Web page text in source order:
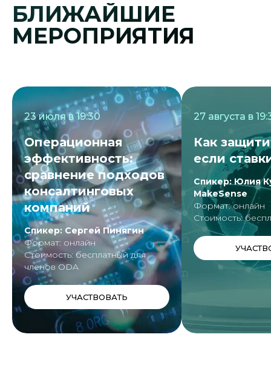
БЛИЖАЙШИЕ
МЕРОПРИЯТИЯ
23 июля в 19:30
Операционная
эффективность:
сравнение подходов
консалтинговых
компаний
Спикер: Сергей Пинягин
Формат: онлайн
Стоимость: бесплатный для
членов ODA
УЧАСТВОВАТЬ
27 августа в
Как
если
Спикер: Юлия
MakeSense
Формат: онлайн
Стоимость: